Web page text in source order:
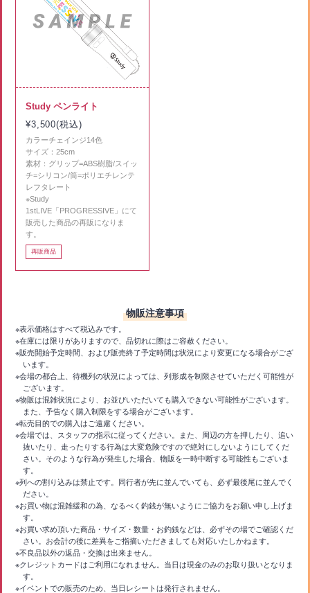
Study ペンライト
¥3,500(税込)
カラーチェインジ14色
サイズ：25cm
素材：グリップ=ABS樹脂/スイッ
チ=シリコン/筒=ポリエチレンテ
レフタレート
※Study
1stLIVE「PROGRESSIVE」にて
販売した商品の再販になりま
す。
再販商品
物販注意事項
※表示価格はすべて税込みです。
※在庫には限りがありますので、品切れに際はご容赦ください。
※販売開始予定時間、および販売終了予定時間は状況により変更になる場合がござ
います。
※会場の都合上、待機列の状況によっては、列形成を制限させていただく可能性が
ございます。
※物販は混雑状況により、お並びいただいても購入できない可能性がございます。
また、予告なく購入制限をする場合がございます。
※転売目的での購入はご遠慮ください。
※会場では、スタッフの指示に従ってください。また、周辺の方を押したり、追い
抜いたり、走ったりする行為は大変危険ですので絶対にしないようにしてくだ
さい。そのような行為が発生した場合、物販を一時中断する可能性もございま
す。
※列への割り込みは禁止です。同行者が先に並んでいても、必ず最後尾に並んでく
ださい。
※お買い物は混雑緩和の為、なるべく釣銭が無いようにご協力をお願い申し上げま
す。
※お買い求め頂いた商品・サイズ・数量・お釣銭などは、必ずその場でご確認くだ
さい。お会計の後に差異をご指摘いただきましても対応いたしかねます。
※不良品以外の返品・交換は出来ません。
※クレジットカードはご利用になれません。当日は現金のみのお取り扱いとなりま
す。
※イベントでの販売のため、当日レシートは発行されません。